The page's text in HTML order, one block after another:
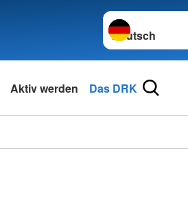
Sprache
Aktiv werden Das DRK